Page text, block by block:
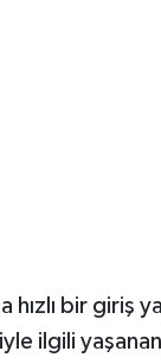
hızlı bir giriş
ilgili